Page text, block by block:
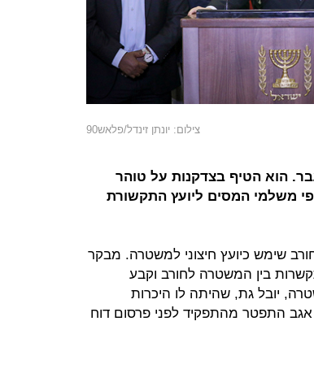
צילום: יונתן זינדל/פלאש90
הוא הטיף בצדקנות על טוהר
משלמי המסים ליועץ התקשורת
שימש כיועץ חיצוני למשטרה. מבקר
בין המשטרה לחורב וקבע
יובל גת, שהיתה לו היכרות
התפטר מהתפקיד לפני פרסום דוח